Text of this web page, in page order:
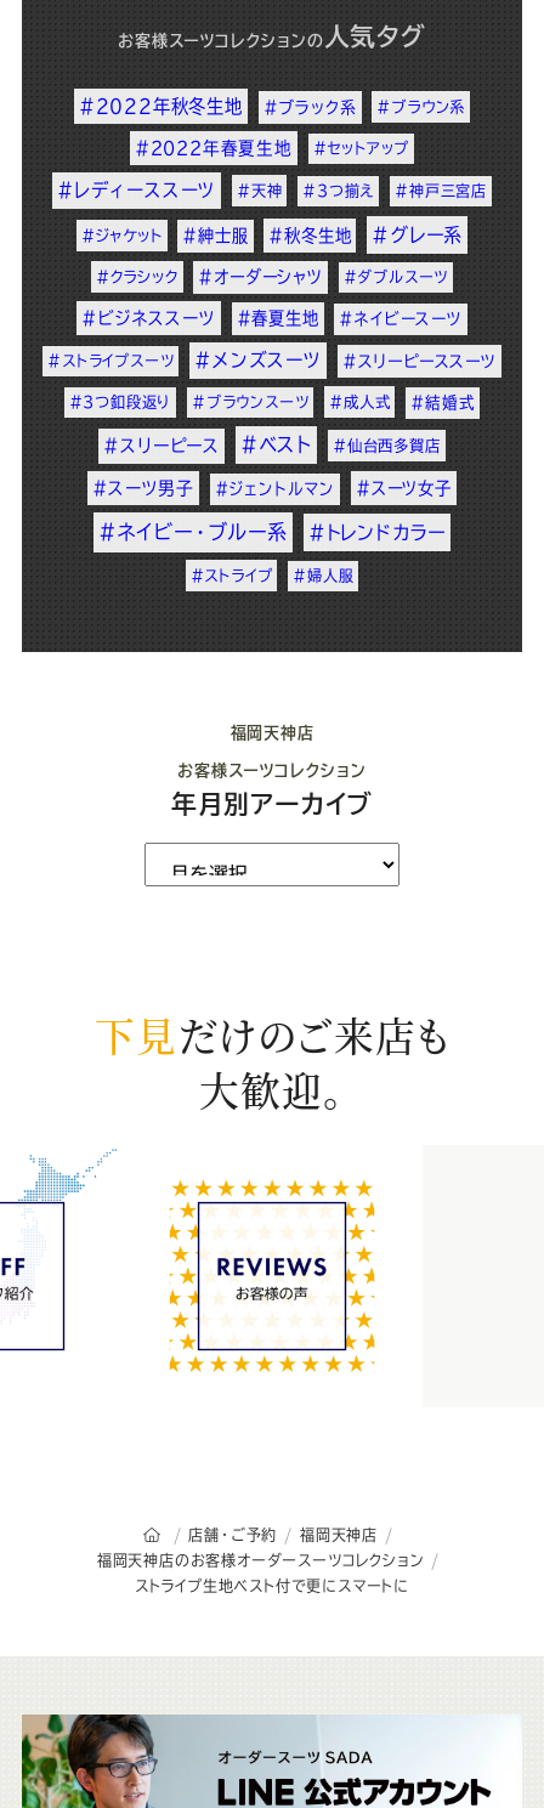
お客様スーツコレクションの 人気タグ
#2022年秋冬生地 #ブラック系 #ブラウン系
#2022年春夏生地 #セットアップ
#レディーススーツ #天神 #3つ揃え #神戸三宮店
#ジャケット #紳士服 #秋冬生地 #グレー系
#クラシック #オーダーシャツ #ダブルスーツ
#ビジネススーツ #春夏生地 #ネイビースーツ
#ストライプスーツ #メンズスーツ #スリーピーススーツ
#3つ釦段返り #ブラウンスーツ #成人式 #結婚式
#スリーピース #ベスト #仙台西多賀店
#スーツ男子 #ジェントルマン #スーツ女子
#ネイビー・ブルー系 #トレンドカラー
#ストライプ #婦人服
福岡天神店
お客様スーツコレクション
年月別アーカイブ
下見だけのご来店も
大歓迎。
オーダースーツSADAのトップページ
店舗・ご予約
福岡天神店
福岡天神店のお客様オーダースーツコレクション
ストライプ生地ベスト付で更にスマートに
こ
ち